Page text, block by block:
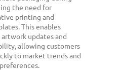
the need for
printing and
This enables
updates and
allowing customers
to market trends and